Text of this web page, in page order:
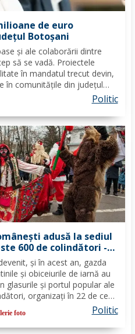
de euro
Botoșani
și ale colaborării dintre
să se vadă. Proiectele
în mandatul trecut devin,
în comunitățile din județul
modernizarea iluminatului
Politic
adusă la sediul
600 de colindători -
și în acest an, gazda
și obiceiurile de iarnă au
glasurile și portul popular ale
organizați în 22 de cete
în costume autentice,
foto Politic